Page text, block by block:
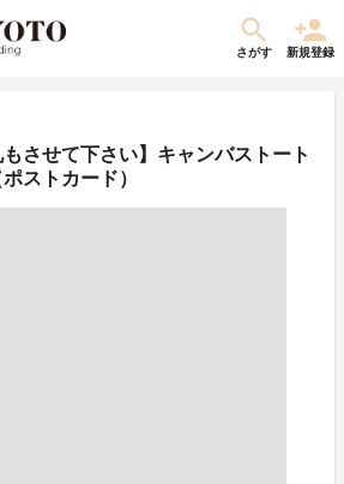
さがす 新規登録
もさせて下さい】キャンバストート
ストカード）